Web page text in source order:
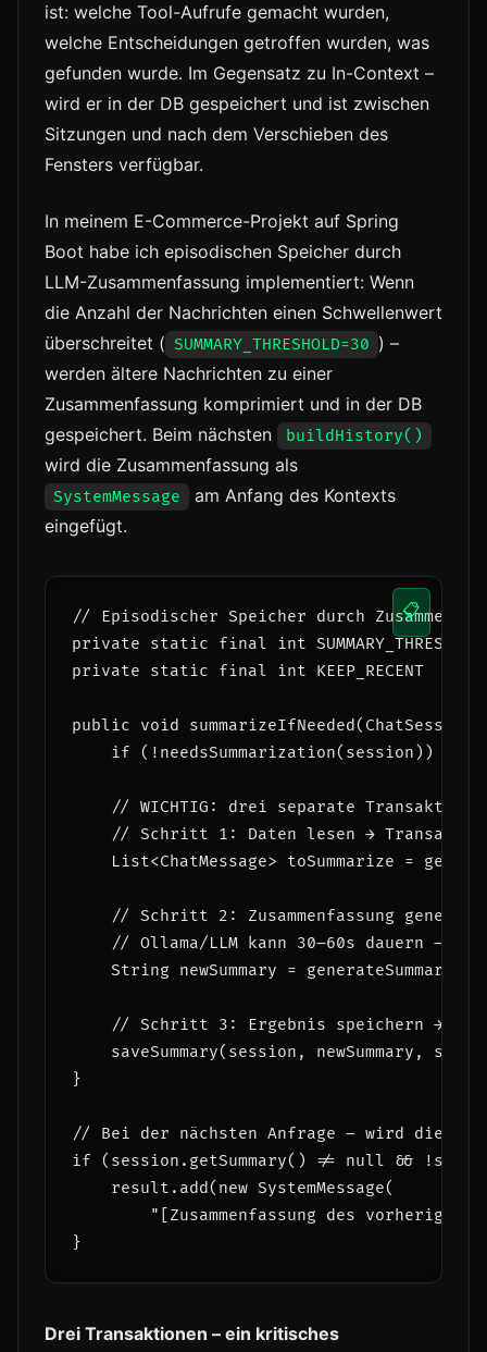
ist: welche Tool-Aufrufe gemacht wurden,
welche Entscheidungen getroffen wurden, was
gefunden wurde. Im Gegensatz zu In-Context –
wird er in der DB gespeichert und ist zwischen
Sitzungen und nach dem Verschieben des
Fensters verfügbar.
In meinem E-Commerce-Projekt auf Spring
Boot habe ich episodischen Speicher durch
LLM-Zusammenfassung implementiert: Wenn
die Anzahl der Nachrichten einen Schwellenwert
überschreitet ( SUMMARY_THRESHOLD=30 ) –
werden ältere Nachrichten zu einer
Zusammenfassung komprimiert und in der DB
gespeichert. Beim nächsten
buildHistory()
wird die Zusammenfassung als
SystemMessage
am Anfang des Kontexts
eingefügt.
// Episodischer Speicher durch
private static final int
private static final int KEEP_RECENT
public void
if (!needsSummarization(session))
// WICHTIG: drei separate
// Schritt 1: Daten lesen →
List<ChatMessage> toSummarize =
// Schritt 2: Zusammenfassung
// Ollama/LLM kann 30–60s dauern –
String newSummary =
// Schritt 3: Ergebnis speichern →
saveSummary(session, newSummary,
}
// Bei der nächsten Anfrage – wird die
if (session.getSummary() != null &&
    result.add(new SystemMessage(
"[Zusammenfassung des vorherigen
📋
Drei Transaktionen – ein kritisches